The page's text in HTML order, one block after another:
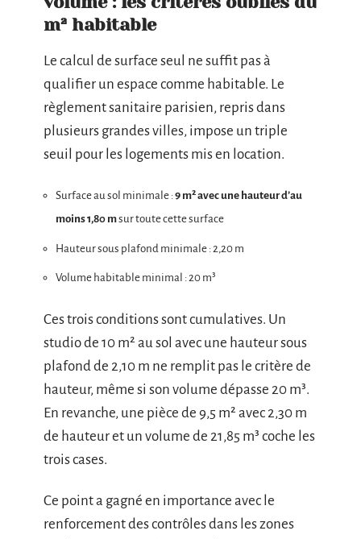
m² habitable
Le calcul de surface seul ne suffit pas à
qualifier un espace comme habitable. Le
règlement sanitaire parisien, repris dans
plusieurs grandes villes, impose un triple
seuil pour les logements mis en location.
Surface au sol minimale :9 m² avec une hauteur d’au
moins 1,80 msur toute cette surface
Hauteur sous plafond minimale : 2,20 m
Volume habitable minimal : 20 m³
Ces trois conditions sont cumulatives. Un
studio de 10 m² au sol avec une hauteur sous
plafond de 2,10 m ne remplit pas le critère de
hauteur, même si son volume dépasse 20 m³.
En revanche, une pièce de 9,5 m² avec 2,30 m
de hauteur et un volume de 21,85 m³ coche les
trois cases.
Ce point a gagné en importance avec le
renforcement des contrôles dans les zones